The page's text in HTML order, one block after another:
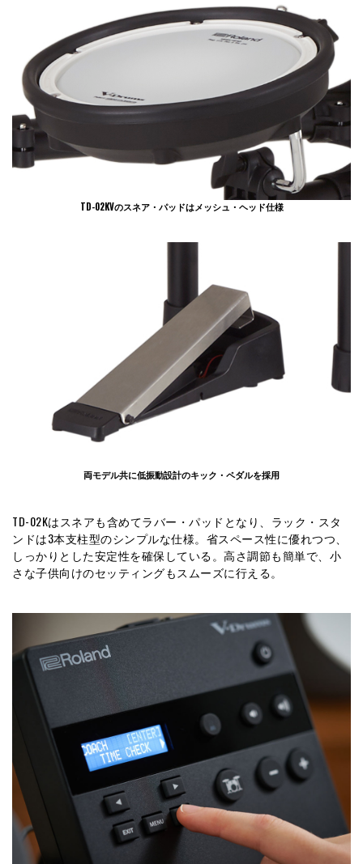
TD-02KVのスネア・パッドはメッシュ・ヘッド仕様
両モデル共に低振動設計のキック・ペダルを採用
TD-02Kはスネアも含めてラバー・パッドとなり、ラック・スタ
ンドは3本支柱型のシンプルな仕様。省スペース性に優れつつ、
しっかりとした安定性を確保している。高さ調節も簡単で、小
さな子供向けのセッティングもスムーズに行える。